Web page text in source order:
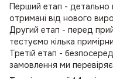
Перший етап - детально
отримані від нового
Другий етап - перед
тестуємо кілька
Третій етап -
замовлення ми